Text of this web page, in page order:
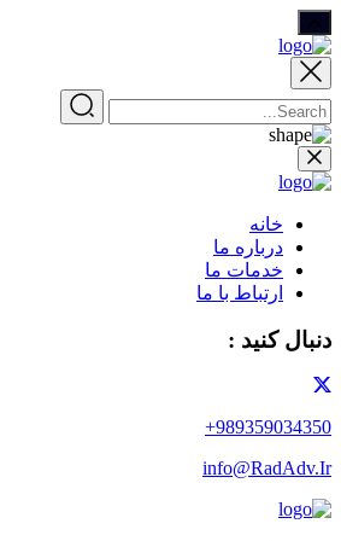
خانه
درباره ما
خدمات ما
ارتباط با ما
دنبال کنید :
989359034350+
info@RadAdv.Ir